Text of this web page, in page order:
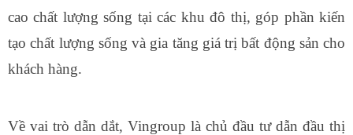
cao chất lượng sống tại các khu đô thị, góp phần kiến
tạo chất lượng sống và gia tăng giá trị bất động sản cho
khách hàng.
Về vai trò dẫn dắt, Vingroup là chủ đầu tư dẫn đầu thị